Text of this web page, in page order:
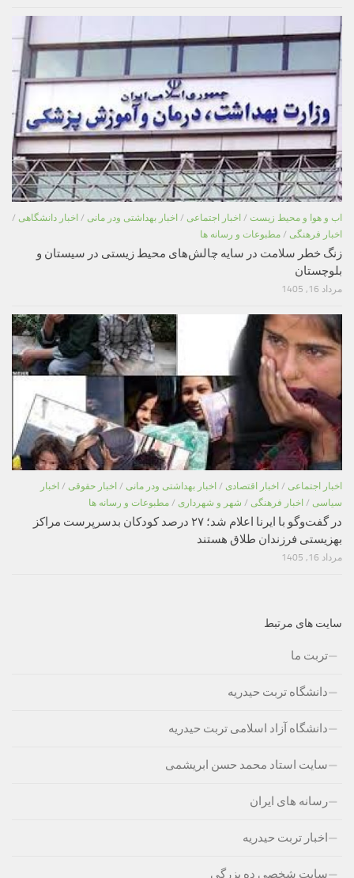
اب و هوا و محیط زیست / اخبار اجتماعی / اخبار بهداشتی ودر مانی / اخبار دانشگاهی /
اخبار فرهنگی / مطبوعات و رسانه ها
زنگ خطر سلامت در سایه چالش‌های محیط زیستی در سیستان و
بلوچستان
مرداد 16, 1405
اخبار اجتماعی / اخبار اقتصادی / اخبار بهداشتی ودر مانی / اخبار حقوقی / اخبار
سیاسی / اخبار فرهنگی / شهر و شهرداری / مطبوعات و رسانه ها
در گفت‌وگو با ایرنا اعلام شد؛ ۲۷ درصد کودکان بدسرپرست مراکز
بهزیستی فرزندان طلاق هستند
مرداد 16, 1405
سایت های مرتبط
تربت ما
دانشگاه تربت حیدریه
دانشگاه آزاد اسلامی تربت حیدریه
سایت استاد محمد حسن ابریشمی
رسانه های ایران
اخبار تربت حیدریه
سایت شخصی ده بزرگی